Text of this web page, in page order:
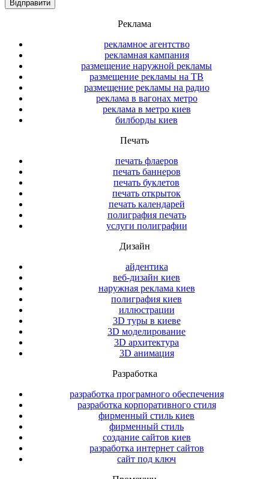
Реклама
рекламное агентство
рекламная кампания
размещение наружной рекламы
размещение рекламы на ТВ
размещение рекламы на радио
реклама в вагонах метро
реклама в метро киев
билборды киев
Печать
печать флаеров
печать баннеров
печать буклетов
печать открыток
печать календарей
полиграфия печать
услуги полиграфии
Дизайн
айдентика
веб-дизайн киев
наружная реклама киев
полиграфия киев
иллюстрации
3D туры в киеве
3D моделирование
3D архитектура
3D анимация
Разработка
разработка програмного обеспечения
разработка корпоративного стиля
фирменный стиль киев
фирменный стиль
создание сайтов киев
разработка интернет сайтов
сайт под ключ